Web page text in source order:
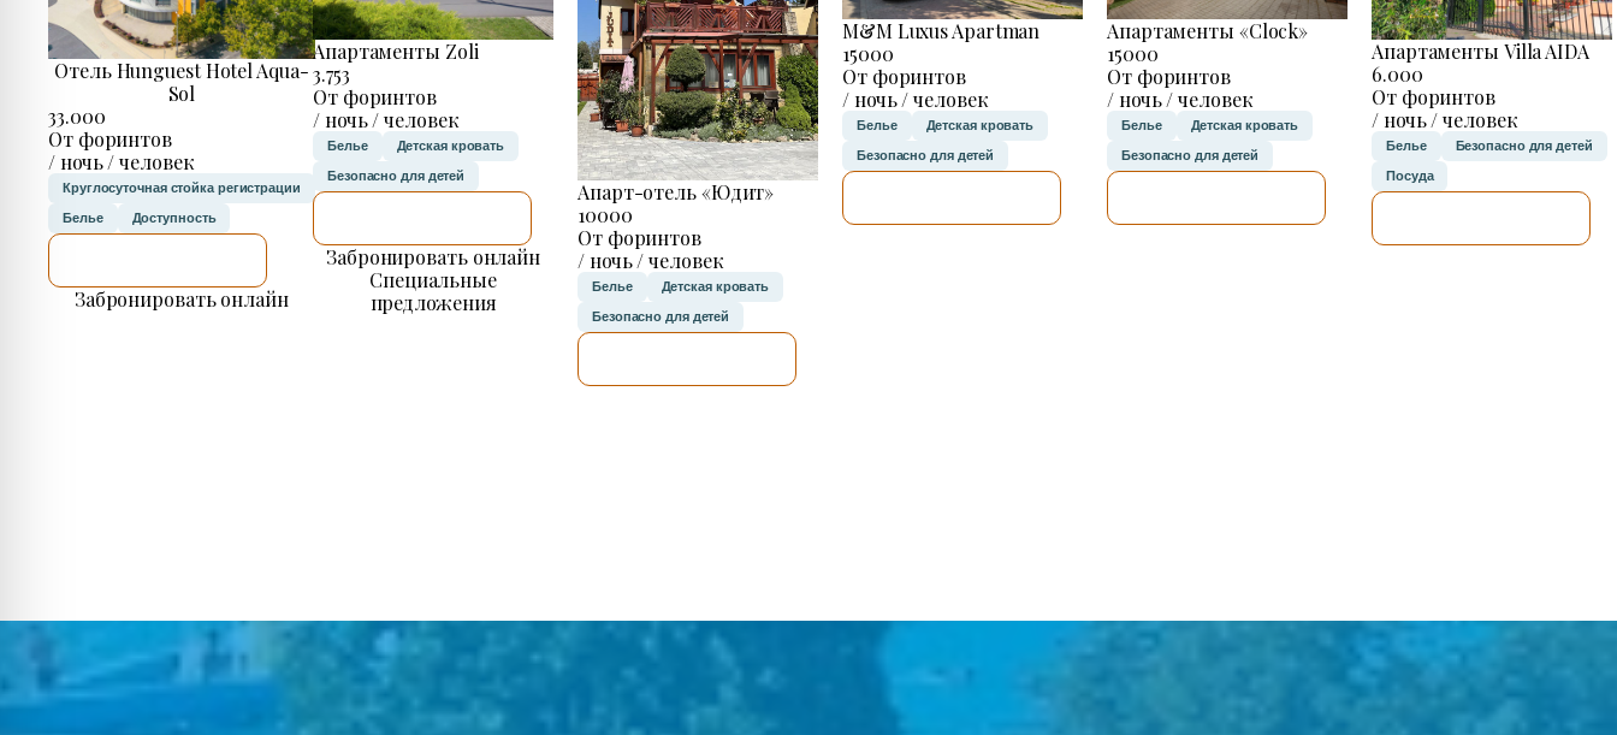
Отель Hunguest Hotel Aqua-
Sol
33.000
От форинтов
/ ночь / человек
Круглосуточная стойка регистрации
Белье Доступность
Забронировать онлайн
Апартаменты Zoli
3.753
От форинтов
/ ночь / человек
Белье Детская кровать
Безопасно для детей
Забронировать онлайн
Специальные
предложения
Апарт-отель «Юдит»
10000
От форинтов
/ ночь / человек
Белье Детская кровать
Безопасно для детей
M&M Luxus Apartman
15000
От форинтов
/ ночь / человек
Белье Детская кровать
Безопасно для детей
Апартаменты «Clock»
15000
От форинтов
/ ночь / человек
Белье Детская кровать
Безопасно для детей
Апартаменты Villa AIDA
6.000
От форинтов
/ ночь / человек
Белье Безопасно для детей
Посуда